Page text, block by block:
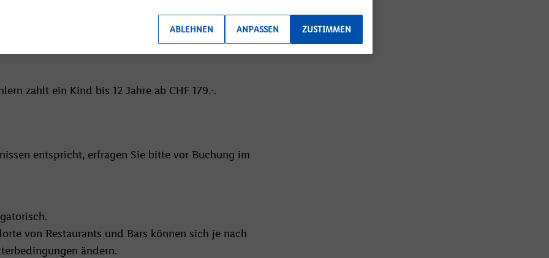
zahlt ein Kind bis 12 Jahre ab CHF 179.-.
entspricht, erfragen Sie bitte vor Buchung im
von Restaurants und Bars können sich je nach
ändern.
ZUSTIMMEN
ANPASSEN
ABLEHNEN